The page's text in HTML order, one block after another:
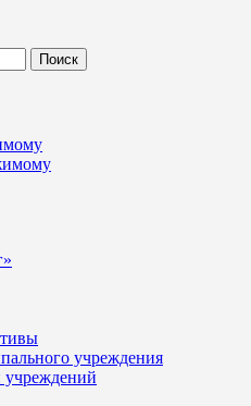
"Культура
учреждения
учреждений